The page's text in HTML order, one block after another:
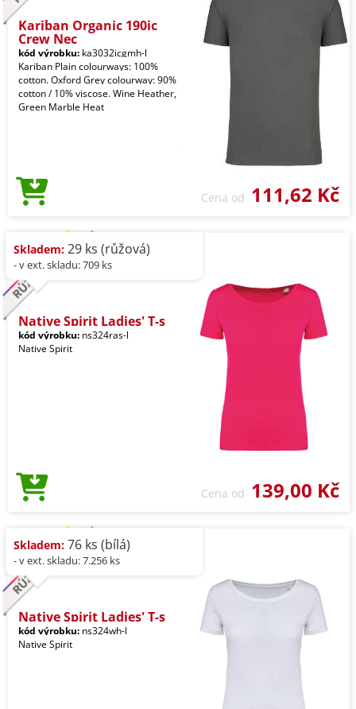
Kariban Organic 190ic
Crew Nec
kód výrobku: ka3032icgmh-l
Kariban Plain colourways: 100%
cotton. Oxford Grey colourway: 90%
cotton / 10% viscose. Wine Heather,
Green Marble Heat
Cena od 111,62 Kč
Skladem: 29 ks (růžová)
- v ext. skladu: 709 ks
Native Spirit Ladies' T-s
kód výrobku: ns324ras-l
Native Spirit
Cena od 139,00 Kč
Skladem: 76 ks (bílá)
- v ext. skladu: 7.256 ks
Native Spirit Ladies' T-s
kód výrobku: ns324wh-l
Native Spirit